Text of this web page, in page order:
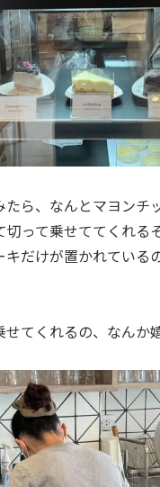
たら、なんとマヨンチ
って乗せててくれる
キだけが置かれている
てくれるの、なんか